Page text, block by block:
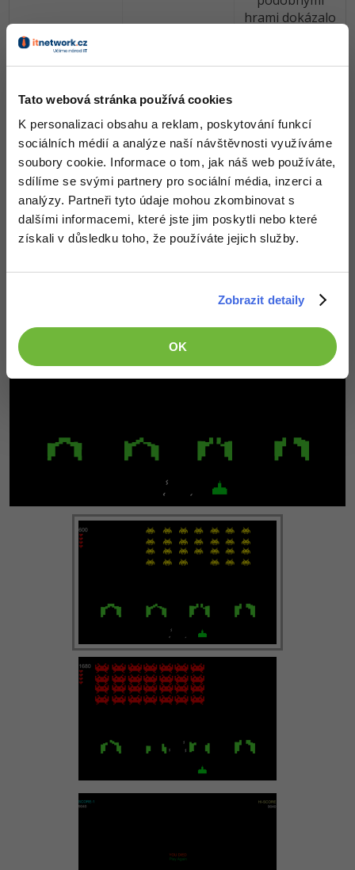
Tato webová stránka používá cookies
K personalizaci obsahu a reklam, poskytování funkcí
sociálních médií a analýze naší návštěvnosti využíváme
soubory cookie. Informace o tom, jak náš web používáte,
sdílíme se svými partnery pro sociální média, inzerci a
analýzy. Partneři tyto údaje mohou zkombinovat s
dalšími informacemi, které jste jim poskytli nebo které
získali v důsledku toho, že používáte jejich služby.
Zobrazit detaily
OK
hrami dokázalo
Možná kdyby to
jako třeba alá
Angry birds
nebo nějaký
příběh na
pozadí.
Galerie